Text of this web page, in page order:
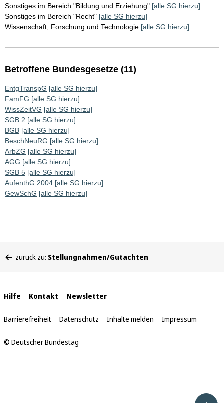
Sonstiges im Bereich "Bildung und Erziehung" [alle SG hierzu]
Sonstiges im Bereich "Recht" [alle SG hierzu]
Wissenschaft, Forschung und Technologie [alle SG hierzu]
Betroffene Bundesgesetze (11)
EntgTranspG [alle SG hierzu]
FamFG [alle SG hierzu]
WissZeitVG [alle SG hierzu]
SGB 2 [alle SG hierzu]
BGB [alle SG hierzu]
BeschNeuRG [alle SG hierzu]
ArbZG [alle SG hierzu]
AGG [alle SG hierzu]
SGB 5 [alle SG hierzu]
AufenthG 2004 [alle SG hierzu]
GewSchG [alle SG hierzu]
befinden
zurück zu: Stellungnahmen/Gutachten
Interne
Links
Hilfe Kontakt Newsletter
Barrierefreiheit Datenschutz Inhalte melden Impressum
© Deutscher Bundestag